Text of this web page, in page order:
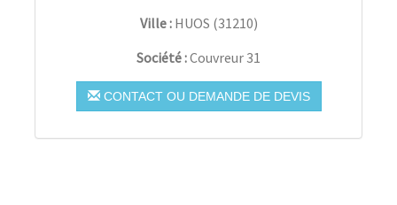
Ville : HUOS (31210)
Société :Couvreur 31
CONTACT OU DEMANDE DE DEVIS